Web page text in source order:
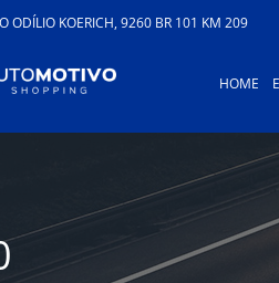
ODÍLIO KOERICH, 9260 BR 101 KM 209
HOME